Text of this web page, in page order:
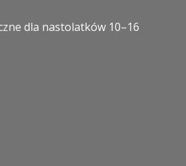
dla nastolatków 10–16